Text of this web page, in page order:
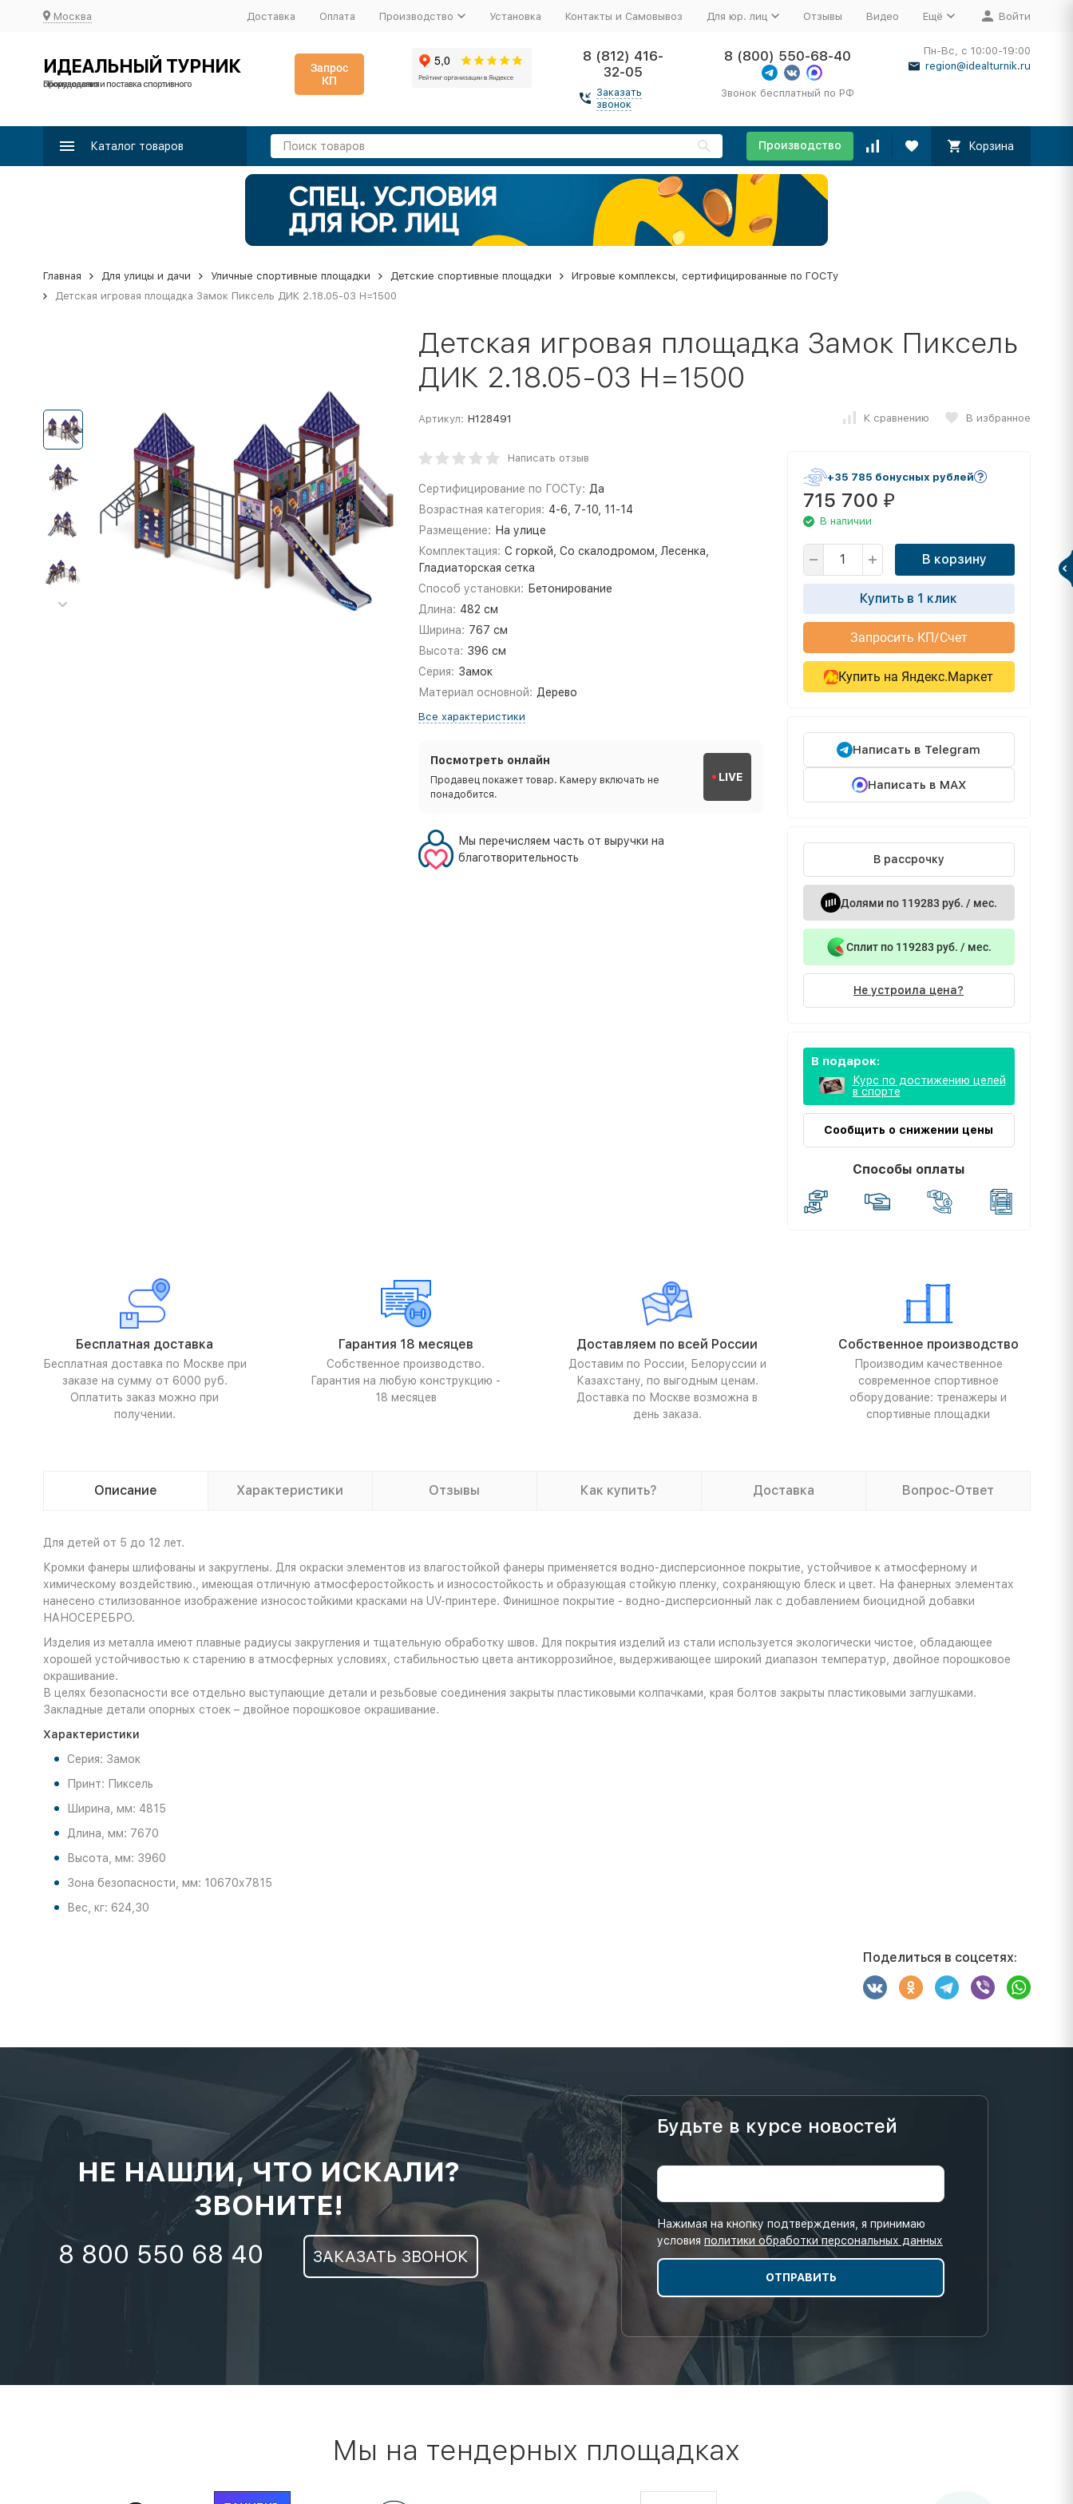
Москва Доставка Оплата Производство Установка Контакты и Самовывоз Для юр. лиц Отзывы Видео Ещё Войти
ИДЕАЛЬНЫЙ ТУРНИК
Производство и поставка спортивного оборудования
Запрос
КП
8 (812) 416-
32-05
Заказать
звонок
8 (800) 550-68-40
Звонок бесплатный по РФ
Пн-Вс, с 10:00-19:00
region@idealturnik.ru
Каталог товаров Производство Корзина
Главная Для улицы и дачи Уличные спортивные площадки Детские спортивные площадки
Игровые комплексы, сертифицированные по ГОСТу
Детская игровая площадка Замок Пиксель ДИК 2.18.05-03 H=1500
Детская игровая площадка Замок Пиксель
ДИК 2.18.05-03 H=1500
Артикул: Н128491 К сравнению В избранное
Написать отзыв
Сертифицирование по ГОСТу: Да
Возрастная категория: 4-6, 7-10, 11-14
Размещение: На улице
Комплектация: С горкой, Со скалодромом, Лесенка,
Гладиаторская сетка
Способ установки: Бетонирование
Длина: 482 см
Ширина: 767 см
Высота: 396 см
Серия: Замок
Материал основной: Дерево
Все характеристики
Посмотреть онлайн
Продавец покажет товар. Камеру включать не
понадобится.
LIVE
Мы перечисляем часть от выручки на
благотворительность
+35 785 бонусных рублей
715 700 ₽
В наличии
В корзину
Купить в 1 клик
Запросить КП/Счет
Купить на Яндекс.Маркет
Написать в Telegram
Написать в MAX
В рассрочку
Долями по 119283 руб. / мес.
Сплит по 119283 руб. / мес.
Не устроила цена?
В подарок:
Курс по достижению целей
в спорте
Сообщить о снижении цены
Способы оплаты
Бесплатная доставка
Бесплатная доставка по Москве при
заказе на сумму от 6000 руб.
Оплатить заказ можно при
получении.
Гарантия 18 месяцев
Собственное производство.
Гарантия на любую конструкцию -
18 месяцев
Доставляем по всей России
Доставим по России, Белоруссии и
Казахстану, по выгодным ценам.
Доставка по Москве возможна в
день заказа.
Собственное производство
Производим качественное
современное спортивное
оборудование: тренажеры и
спортивные площадки
Описание Характеристики Отзывы Как купить? Доставка Вопрос-Ответ
Для детей от 5 до 12 лет.
Кромки фанеры шлифованы и закруглены. Для окраски элементов из влагостойкой фанеры применяется водно-дисперсионное покрытие, устойчивое к атмосферному и
химическому воздействию., имеющая отличную атмосферостойкость и износостойкость и образующая стойкую пленку, сохраняющую блеск и цвет. На фанерных элементах
нанесено стилизованное изображение износостойкими красками на UV-принтере. Финишное покрытие - водно-дисперсионный лак с добавлением биоцидной добавки
НАНОСЕРЕБРО.
Изделия из металла имеют плавные радиусы закругления и тщательную обработку швов. Для покрытия изделий из стали используется экологически чистое, обладающее
хорошей устойчивостью к старению в атмосферных условиях, стабильностью цвета антикоррозийное, выдерживающее широкий диапазон температур, двойное порошковое
окрашивание.
В целях безопасности все отдельно выступающие детали и резьбовые соединения закрыты пластиковыми колпачками, края болтов закрыты пластиковыми заглушками.
Закладные детали опорных стоек – двойное порошковое окрашивание.
Характеристики
Серия: Замок
Принт: Пиксель
Ширина, мм: 4815
Длина, мм: 7670
Высота, мм: 3960
Зона безопасности, мм: 10670х7815
Вес, кг: 624,30
Поделиться в соцсетях:
НЕ НАШЛИ, ЧТО ИСКАЛИ?
ЗВОНИТЕ!
8 800 550 68 40 ЗАКАЗАТЬ ЗВОНОК
Будьте в курсе новостей
Нажимая на кнопку подтверждения, я принимаю
условия политики обработки персональных данных
Мы на тендерных площадках